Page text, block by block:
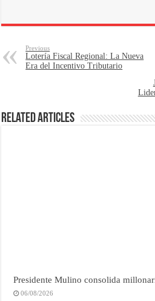
Previous
Lotería Fiscal Regional: La Nueva
Era del Incentivo Tributario
Related Articles
Presidente Mulino consolida
06/08/2026